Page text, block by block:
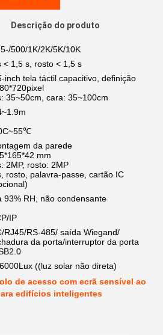
Descrição do produto
500/1K/2K/5K/10K
< 1,5 s, rosto < 1,5 s
inch tela táctil capacitivo, definição
35~50cm, cara: 35~100cm
da parede
mm
2MP, rosto: 2MP
rosto, palavra-passe, cartão IC
93% RH, não condensante
IP
RJ45/RS-485/ saída Wiegand/
da porta/interruptor da porta
((luz solar não direta)
de acesso com ecrã sensível ao
edifícios inteligentes